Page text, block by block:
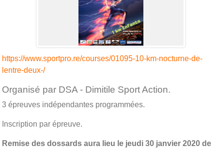
https://www.sportpro.re/courses/01095-10-km-nocturne-de-
lentre-deux-/
Organisé par DSA - Dimitile Sport Action.
3 épreuves indépendantes programmées.
Inscription par épreuve.
Remise des dossards aura lieu le jeudi 30 janvier 2020 de